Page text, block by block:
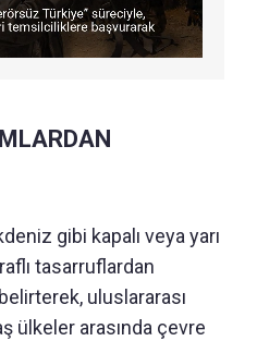
gibi kapalı veya yarı
tasarruflardan
uluslararası
ülkeler arasında çevre